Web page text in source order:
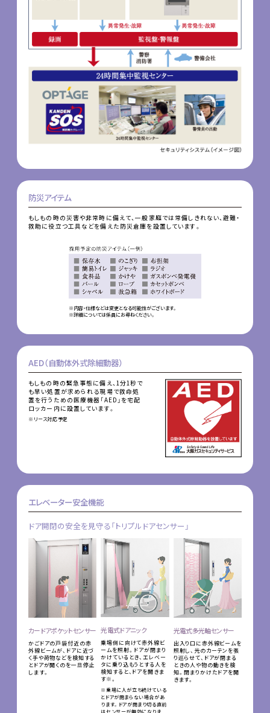
防災アイテム
もしもの時の災害や非常時に備えて、一般家庭では常備しきれない、避難・
救助に役立つ工具などを備えた防災倉庫を設置しています。
※内容・仕様などは変更となる可能性がございます。
※詳細については係員にお尋ねください。
AED（自動体外式除細動器）
もしもの時の緊急事態に備え、1分1秒で
も早い処置が求められる現場で救命処
置を行うための医療機器「AED」を宅配
ロッカー内に設置しています。
※リース対応予定
エレベーター安全機能
ドア開閉の安全を見守る「トリプルドアセンサー」
カードアポケットセンサー
かごドアの戸袋付近の赤
外線ビームが、ドアに近づ
く手や荷物などを検知する
とドアが開くのを一旦停止
します。
光電式ドアニック
乗場側に向けて赤外線ビ
ームを照射。ドアが閉まり
かけているとき、エレベー
タに乗り込もうとする人を
検知すると、ドアを開きま
す※。
※乗場に人が立ち続けている
とドアが閉まらない場合があ
ります。ドアが閉まり切る直前
光電式多光軸センサー
出入り口に赤外線ビームを
照射し、光のカーテンを張
り巡らせて、ドアが閉まる
ときの人や物の動きを検
知。閉まりかけたドアを開
きます。